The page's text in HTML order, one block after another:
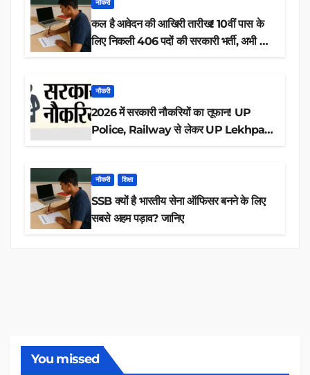
नौकरी
कल है आवेदन की आखिरी तारीख! 10वीं पास के
लिए निकली 406 पदों की सरकारी भर्ती, अभी करें
नौकरी
2026 में सरकारी नौकरियों का तूफान! UP
Police, Railway से लेकर UP Lekhpal
नौकरी शिक्षा
SSB क्यों है भारतीय सेना ऑफिसर बनने के लिए
सबसे अहम पड़ाव? जानिए
You missed